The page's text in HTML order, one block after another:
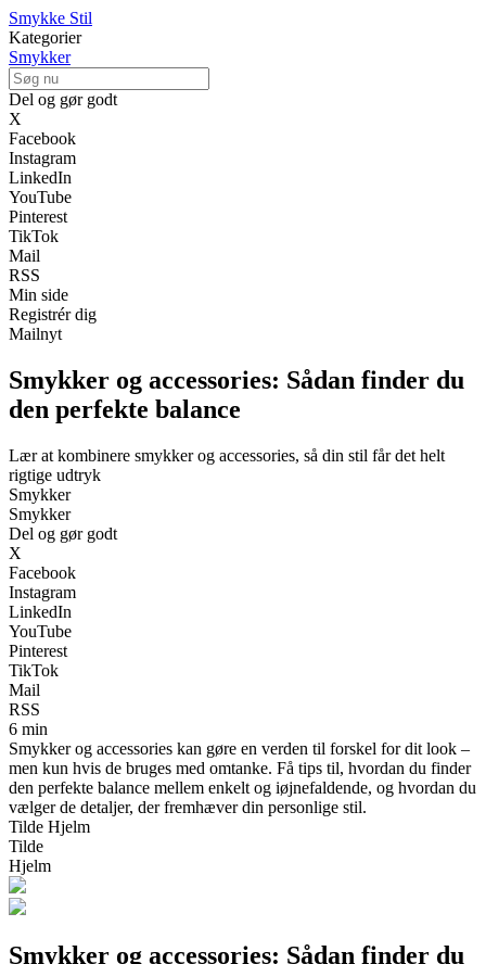
Smykke Stil
Kategorier
Smykker
Del og gør godt
X
Facebook
Instagram
LinkedIn
YouTube
Pinterest
TikTok
Mail
RSS
Min side
Registrér dig
Mailnyt
Smykker og accessories: Sådan finder du
den perfekte balance
Lær at kombinere smykker og accessories, så din stil får det helt
rigtige udtryk
Smykker
Smykker
Del og gør godt
X
Facebook
Instagram
LinkedIn
YouTube
Pinterest
TikTok
Mail
RSS
6 min
Smykker og accessories kan gøre en verden til forskel for dit look –
men kun hvis de bruges med omtanke. Få tips til, hvordan du finder
den perfekte balance mellem enkelt og iøjnefaldende, og hvordan du
vælger de detaljer, der fremhæver din personlige stil.
Tilde Hjelm
Tilde
Hjelm
Smykker og accessories: Sådan finder du